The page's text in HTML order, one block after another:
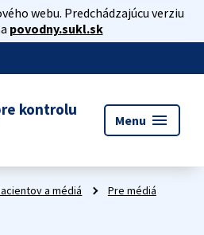
webu. Predchádzajúcu verziu
povodny.sukl.sk
kontrolu
Menu menu
a médiá
Pre médiá